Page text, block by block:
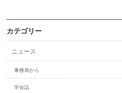
カテゴリー
ニュース
事務局から
学会誌